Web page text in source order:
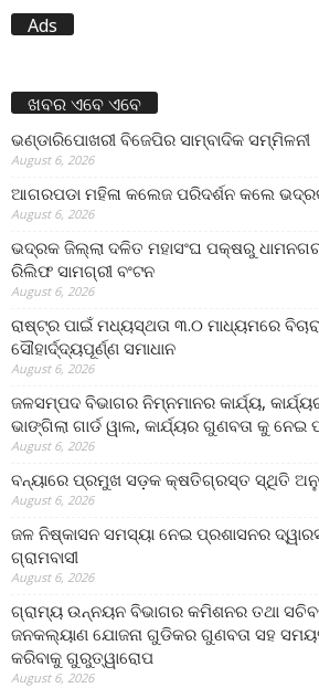
Ads
ଖବର ଏବେ ଏବେ
ଭଣ୍ଡାରିପୋଖରୀ ବିଜେପିର ସାମ୍ବାଦିକ ସମ୍ମିଳନୀ
August 6, 2026
ଆଗରପଡା ମହିଳା କଲେଜ ପରିଦର୍ଶନ କଲେ
August 6, 2026
ଭଦ୍ରକ ଜିଲ୍ଲା ଦଳିତ ମହାସଂଘ ପକ୍ଷରୁ
ରିଲିଫ ସାମଗ୍ରୀ ବଂଟନ
August 6, 2026
ରାଷ୍ଟ୍ର ପାଇଁ ମଧ୍ୟସ୍ଥତା ୩.୦ ମାଧ୍ୟମରେ
ସୌହାର୍ଦ୍ଦ୍ୟପୂର୍ଣ୍ଣ ସମାଧାନ
August 6, 2026
ଜଳସମ୍ପଦ ବିଭାଗର ନିମ୍ନମାନର କାର୍ଯ୍ୟ,
ଭାଙ୍ଗିଲା ଗାର୍ଡ ୱାଲ, କାର୍ଯ୍ୟର ଗୁଣବତା କୁ ନେଇ
August 6, 2026
ବନ୍ୟାରେ ପ୍ରମୁଖ ସଡ଼କ କ୍ଷତିଗ୍ରସ୍ତ ସ୍ଥିତି
August 6, 2026
ଜଳ ନିଷ୍କାସନ ସମସ୍ୟା ନେଇ ପ୍ରଶାସନର
ଗ୍ରାମବାସୀ
August 6, 2026
ଗ୍ରାମ୍ୟ ଉନ୍ନୟନ ବିଭାଗର କମିଶନର ତଥା
ଜନକଲ୍ୟାଣ ଯୋଜନା ଗୁଡିକର ଗୁଣବତା ସହ
କରିବାକୁ ଗୁରୁତ୍ୱାରୋପ
August 6, 2026